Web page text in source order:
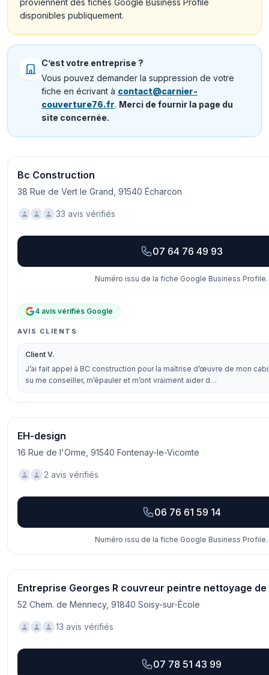
proviennent des fiches Google Business Profile
disponibles publiquement.
C’est votre entreprise ?
Vous pouvez demander la suppression de votre
fiche en écrivant à contact@carnier-
couverture76.fr. Merci de fournir la page du
site concernée.
Bc Construction
38 Rue de Vert le Grand, 91540 Écharcon
33 avis vérifiés
07 64 76 49 93
Numéro issu de la fiche Google Business Profile.
4 avis vérifiés Google
AVIS CLIENTS
Client V.
J’ai fait appel à BC construction pour la maîtrise d’œuvre de mon
su me conseiller, m’épauler et m’ont vraiment aider d…
EH-design
16 Rue de l'Orme, 91540 Fontenay-le-Vicomte
2 avis vérifiés
06 76 61 59 14
Numéro issu de la fiche Google Business Profile.
Entreprise Georges R couvreur peintre nettoyage
52 Chem. de Mennecy, 91840 Soisy-sur-École
13 avis vérifiés
07 78 51 43 99